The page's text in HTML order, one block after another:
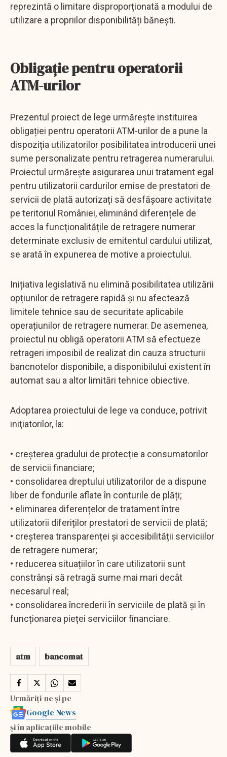
reprezintă o limitare disproporționată a modului de
utilizare a propriilor disponibilități bănești.
Obligaţie pentru operatorii
ATM-urilor
Prezentul proiect de lege urmărește instituirea
obligației pentru operatorii ATM-urilor de a pune la
dispoziția utilizatorilor posibilitatea introducerii unei
sume personalizate pentru retragerea numerarului.
Proiectul urmărește asigurarea unui tratament egal
pentru utilizatorii cardurilor emise de prestatori de
servicii de plată autorizați să desfășoare activitate
pe teritoriul României, eliminând diferențele de
acces la funcționalitățile de retragere numerar
determinate exclusiv de emitentul cardului utilizat,
se arată în expunerea de motive a proiectului.
Inițiativa legislativă nu elimină posibilitatea utilizării
opțiunilor de retragere rapidă și nu afectează
limitele tehnice sau de securitate aplicabile
operațiunilor de retragere numerar. De asemenea,
proiectul nu obligă operatorii ATM să efectueze
retrageri imposibil de realizat din cauza structurii
bancnotelor disponibile, a disponibilului existent în
automat sau a altor limitări tehnice obiective.
Adoptarea proiectului de lege va conduce, potrivit
iniţiatorilor, la:
• creșterea gradului de protecție a consumatorilor
de servicii financiare;
• consolidarea dreptului utilizatorilor de a dispune
liber de fondurile aflate în conturile de plăți;
• eliminarea diferențelor de tratament între
utilizatorii diferiților prestatori de servicii de plată;
• creșterea transparenței și accesibilității serviciilor
de retragere numerar;
• reducerea situațiilor în care utilizatorii sunt
constrânși să retragă sume mai mari decât
necesarul real;
• consolidarea încrederii în serviciile de plată și în
funcționarea pieței serviciilor financiare.
atm bancomat
Urmăriți-ne și pe
Google News
și în aplicațiile mobile